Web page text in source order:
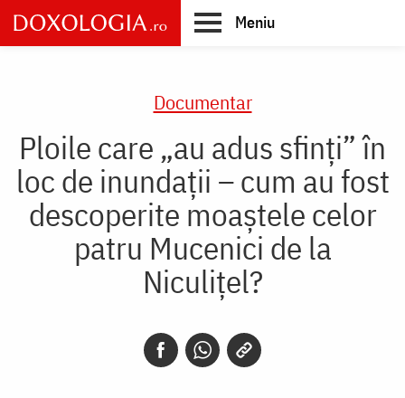
Skip
to
main
Meniu
Documentar
Ploile care „au adus sfinți” în
loc de inundații – cum au fost
descoperite moaștele celor
patru Mucenici de la
Niculițel?